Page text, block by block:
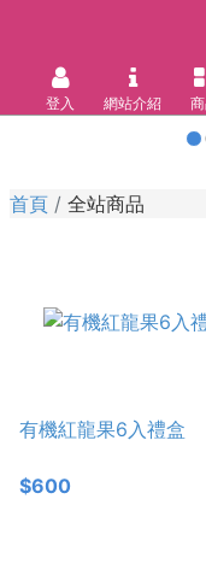
登入 網站介紹
首頁 全站商品
有機紅龍果6入禮盒
$600